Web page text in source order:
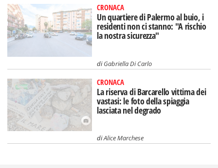
CRONACA
Un quartiere di Palermo al buio, i
residenti non ci stanno: "A rischio
la nostra sicurezza"
diGabriella Di Carlo
CRONACA
La riserva di Barcarello vittima dei
vastasi: le foto della spiaggia
lasciata nel degrado
diAlice Marchese